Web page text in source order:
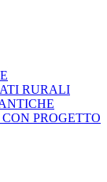
RURALI
PROGETTO